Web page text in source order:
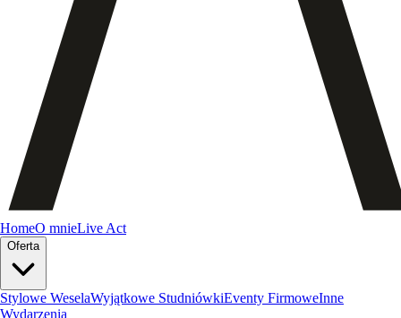
HomeO mnieLive Act
Oferta
Stylowe WeselaWyjątkowe StudniówkiEventy FirmoweInne
Wydarzenia